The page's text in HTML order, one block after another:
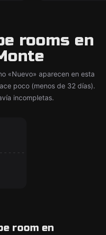
rooms en
«Nuevo» aparecen en esta
poco (menos de 32 días).
incompletas.
room en